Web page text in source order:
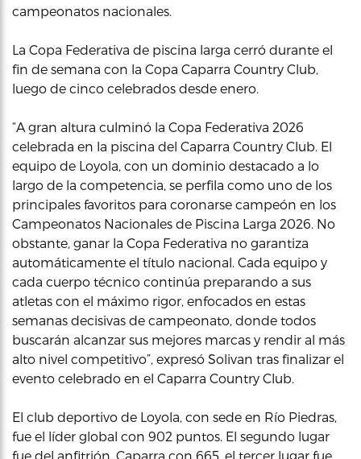
campeonatos nacionales.
La Copa Federativa de piscina larga cerró durante el
fin de semana con la Copa Caparra Country Club,
luego de cinco celebrados desde enero.
“A gran altura culminó la Copa Federativa 2026
celebrada en la piscina del Caparra Country Club. El
equipo de Loyola, con un dominio destacado a lo
largo de la competencia, se perfila como uno de los
principales favoritos para coronarse campeón en los
Campeonatos Nacionales de Piscina Larga 2026. No
obstante, ganar la Copa Federativa no garantiza
automáticamente el título nacional. Cada equipo y
cada cuerpo técnico continúa preparando a sus
atletas con el máximo rigor, enfocados en estas
semanas decisivas de campeonato, donde todos
buscarán alcanzar sus mejores marcas y rendir al más
alto nivel competitivo”, expresó Solivan tras finalizar el
evento celebrado en el Caparra Country Club.
El club deportivo de Loyola, con sede en Río Piedras,
fue el líder global con 902 puntos. El segundo lugar
fue del anfitrión, Caparra con 665, el tercer lugar fue